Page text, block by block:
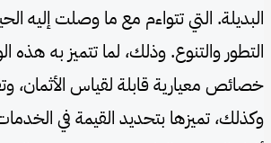
البديلة. التي تتواءم مع ما وصلت إليه
التطور والتنوع. وذلك، لما تتميز به هذه
خصائص معيارية قابلة لقياس الأثمان،
وكذلك، تميزها بتحديد القيمة في